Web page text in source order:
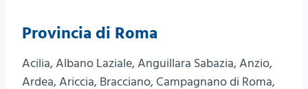
Provincia di Roma
Acilia, Albano Laziale, Anguillara Sabazia, Anzio,
Ardea, Ariccia, Bracciano, Campagnano di Roma,